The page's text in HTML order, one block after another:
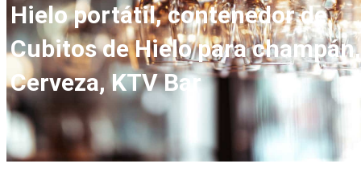
Hielo portátil, contenedor de
Cubitos de Hielo para champán,
Cerveza, KTV Bar